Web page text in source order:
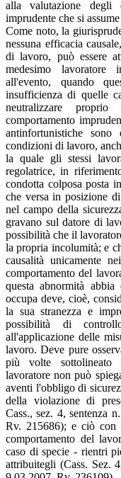
alla valutazione degli
imprudente che si
Come noto, la
nessuna efficacia
di lavoro, può essere
medesimo lavoratore
all'evento, quando
insufficienza di quelle
neutralizzare
comportamento
antinfortunistiche
condizioni di lavoro,
la quale gli stessi
regolatrice, in
condotta colposa posta
che versa in posizione
nel campo della
gravano sul datore di
possibilità che il
la propria incolumità; e
causalità unicamente
comportamento del
questa abnormità
occupa deve, cioè,
la sua stranezza e
possibilità di
all'applicazione delle
lavoro. Deve pure
più volte sottolineato
lavoratore non può
aventi l'obbligo di
della violazione di
Cass., sez. 4, sentenza
Rv. 215686); e ciò
comportamento del
caso di specie - rientri
attribuitegli (Cass. Sez.